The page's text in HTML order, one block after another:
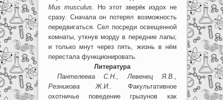
Mus musculus . Но этот зверёк издох не
сразу. Сначала он потерял возможность
передвигаться. Сел посреди освещенной
комнаты, уткнув морду в передние лапы;
и только мнут через пять, жизнь в нём
перестала функционировать.
Литература
Пантелеева С.Н., Левенец Я.В.,
Резникова Ж.И.. Факультативное
охотничье поведение грызунов как